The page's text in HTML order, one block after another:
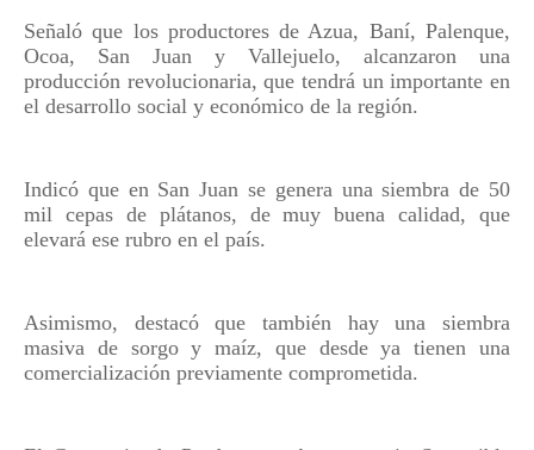
Señaló que los productores de Azua, Baní, Palenque,
Ocoa, San Juan y Vallejuelo, alcanzaron una
producción revolucionaria, que tendrá un importante en
el desarrollo social y económico de la región.
Indicó que en San Juan se genera una siembra de 50
mil cepas de plátanos, de muy buena calidad, que
elevará ese rubro en el país.
Asimismo, destacó que también hay una siembra
masiva de sorgo y maíz, que desde ya tienen una
comercialización previamente comprometida.